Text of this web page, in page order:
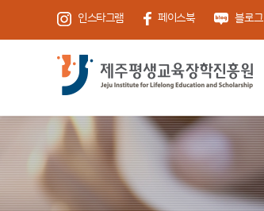
인스타그램 페이스북 블로그